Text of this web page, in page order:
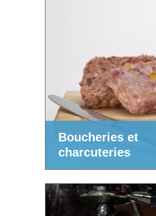
Boucheries et
charcuteries